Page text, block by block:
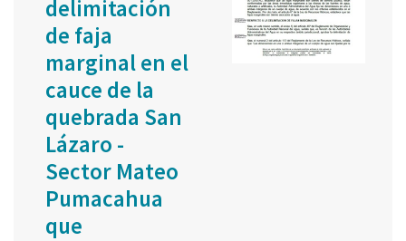
delimitación
de faja
marginal en el
cauce de la
quebrada San
Lázaro -
Sector Mateo
Pumacahua
que